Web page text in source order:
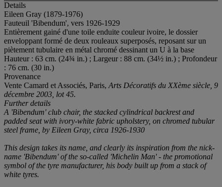
Details
Eileen Gray (1879-1976)
Fauteuil 'Bibendum', vers 1926-1929
Entièrement gainé d'une toile enduite couleur ivoire, le dossier
enveloppant formé de deux rouleaux superposés, reposant sur un
piètement tubulaire en métal chromé dessinant un U à la base
Hauteur : 63 cm. (24¾ in.) ; Largeur : 88 cm. (34½ in.) ; Profondeur
: 76 cm. (30 in.)
Provenance
Vente Camard et Associés, Paris, Arts Décoratifs du XXème siècle, 9
décembre 2003, lot 45.
Further details
A 'Bibendum' club chair, the stacked cylindrical backrest and
padded seat with ivory-white fabric upholstery, on chromed tubular
steel frame, by Eileen Gray, circa 1926-1930
This design takes its name, and clearly its inspiration from the nick-
name 'Bibendum' of the so-called 'Michelin Man' - the promotional
symbol of the tyre manufacturer, his body built up from a stack of
white tyres.